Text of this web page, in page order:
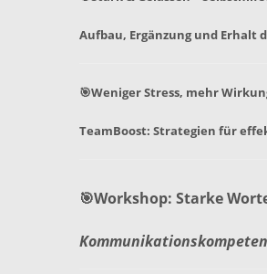
Aufbau, Ergänzung und Erhalt
🎯Weniger Stress, mehr
TeamBoost: Strategien für
🎯Workshop: Starke